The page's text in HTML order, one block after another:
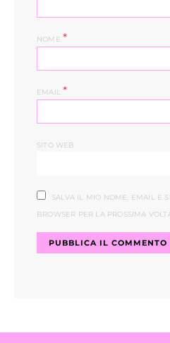
NOME *
EMAIL*
SITO WEB
SALVA IL MIO NOME, EMAIL E
BROWSER PER LA PROSSIMA